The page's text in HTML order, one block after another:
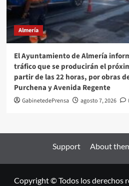
Almería
El Ayuntamiento de Almería
tráfico que se producirán el
partir de las 22 horas, por obras
Purchena y Avenida Regente
GabinetedePrensa agosto 7, 2026
Support About
Copyright © Todos los derechos